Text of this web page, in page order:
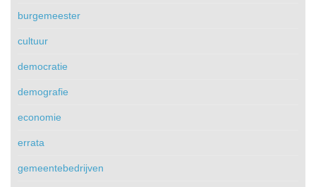
burgemeester
cultuur
democratie
demografie
economie
errata
gemeentebedrijven